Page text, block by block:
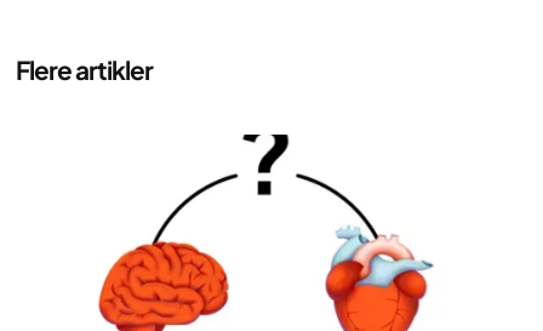
Flere artikler